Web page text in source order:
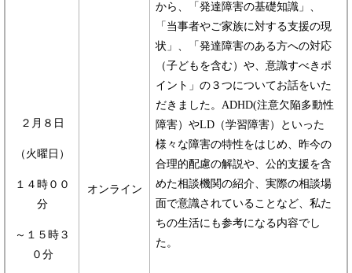
２月８日
（火曜日）
１４時００
分
～１５時３
０分
オンライン
から、「発達障害の基礎知識」、
「当事者やご家族に対する支援の現
状」、「発達障害のある方への対応
（子どもを含む）や、意識すべきポ
イント」の３つについてお話をいた
だきました。ADHD(注意欠陥多動性
障害）やLD（学習障害）といった
様々な障害の特性をはじめ、昨今の
合理的配慮の解説や、公的支援を含
めた相談機関の紹介、実際の相談場
面で意識されていることなど、私た
ちの生活にも参考になる内容でし
た。